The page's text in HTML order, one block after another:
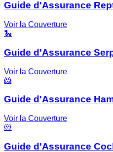
Guide d'Assurance
Voir la Couverture
🐍
Guide d'Assurance
Voir la Couverture
🐹
Guide d'Assurance
Voir la Couverture
🐹
Guide d'Assurance